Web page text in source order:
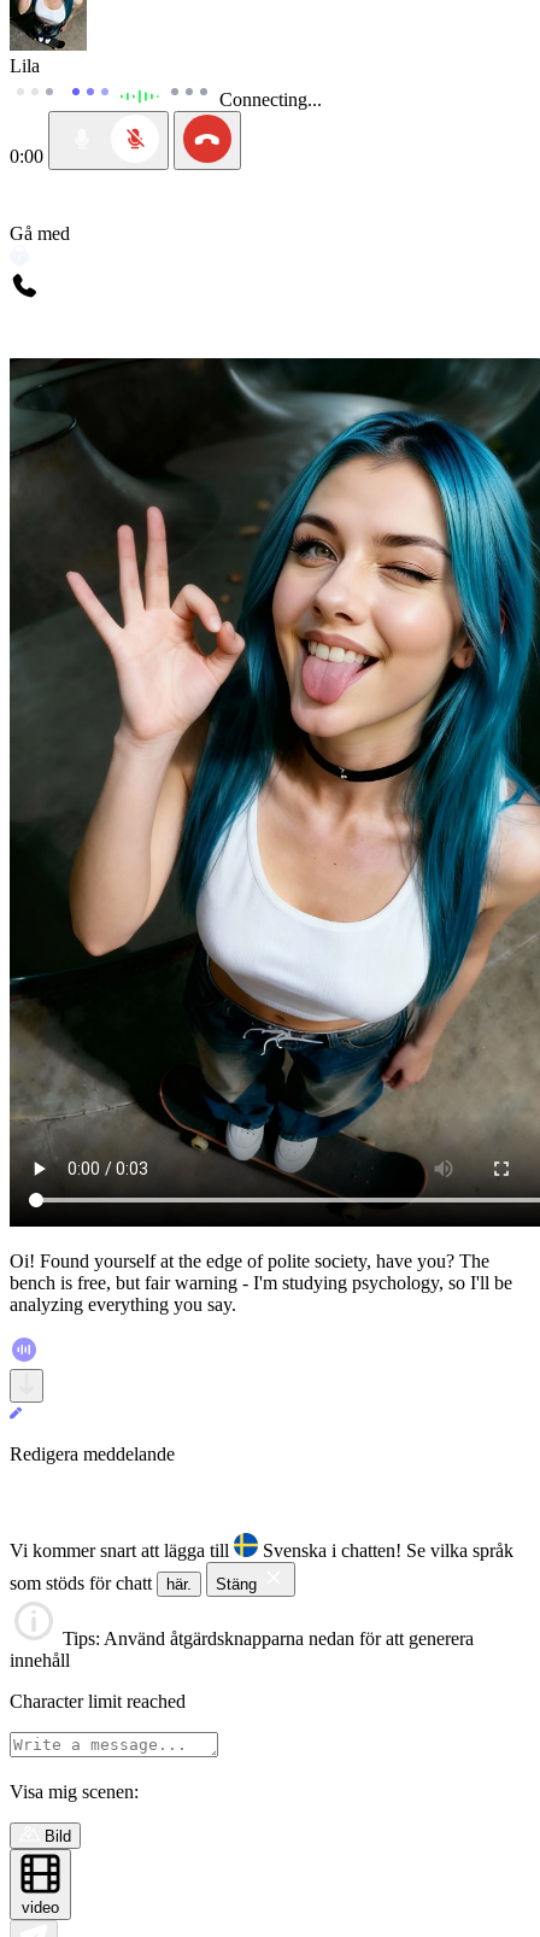
Lila
Connecting...
0:00
Gå med
Oi! Found yourself at the edge of polite society, have you? The
bench is free, but fair warning - I'm studying psychology, so I'll be
analyzing everything you say.
Redigera meddelande
Vi kommer snart att lägga till Svenska i chatten! Se vilka språk
som stöds för chatt
här. Stäng
Tips: Använd åtgärdsknapparna nedan för att generera
innehåll
Character limit reached
Visa mig scenen:
Bild
video